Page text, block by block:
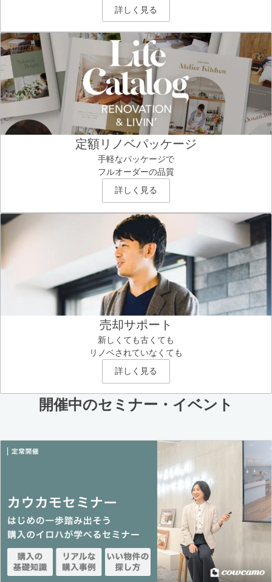
詳しく見る
定額リノベパッケージ
手軽なパッケージで
フルオーダーの品質
詳しく見る
売却サポート
新しくても古くても
リノベされていなくても
詳しく見る
開催中のセミナー・イベント